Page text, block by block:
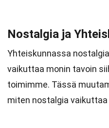
Nostalgia ja
Yhteiskunnassa
vaikuttaa monin tavoin
toimimme. Tässä
miten nostalgia